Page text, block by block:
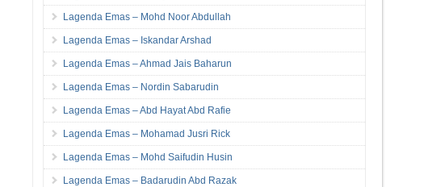
Lagenda Emas – Mohd Noor Abdullah
Lagenda Emas – Iskandar Arshad
Lagenda Emas – Ahmad Jais Baharun
Lagenda Emas – Nordin Sabarudin
Lagenda Emas – Abd Hayat Abd Rafie
Lagenda Emas – Mohamad Jusri Rick
Lagenda Emas – Mohd Saifudin Husin
Lagenda Emas – Badarudin Abd Razak